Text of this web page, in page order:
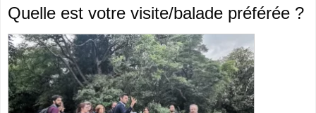
Quelle est votre visite/balade préférée ?